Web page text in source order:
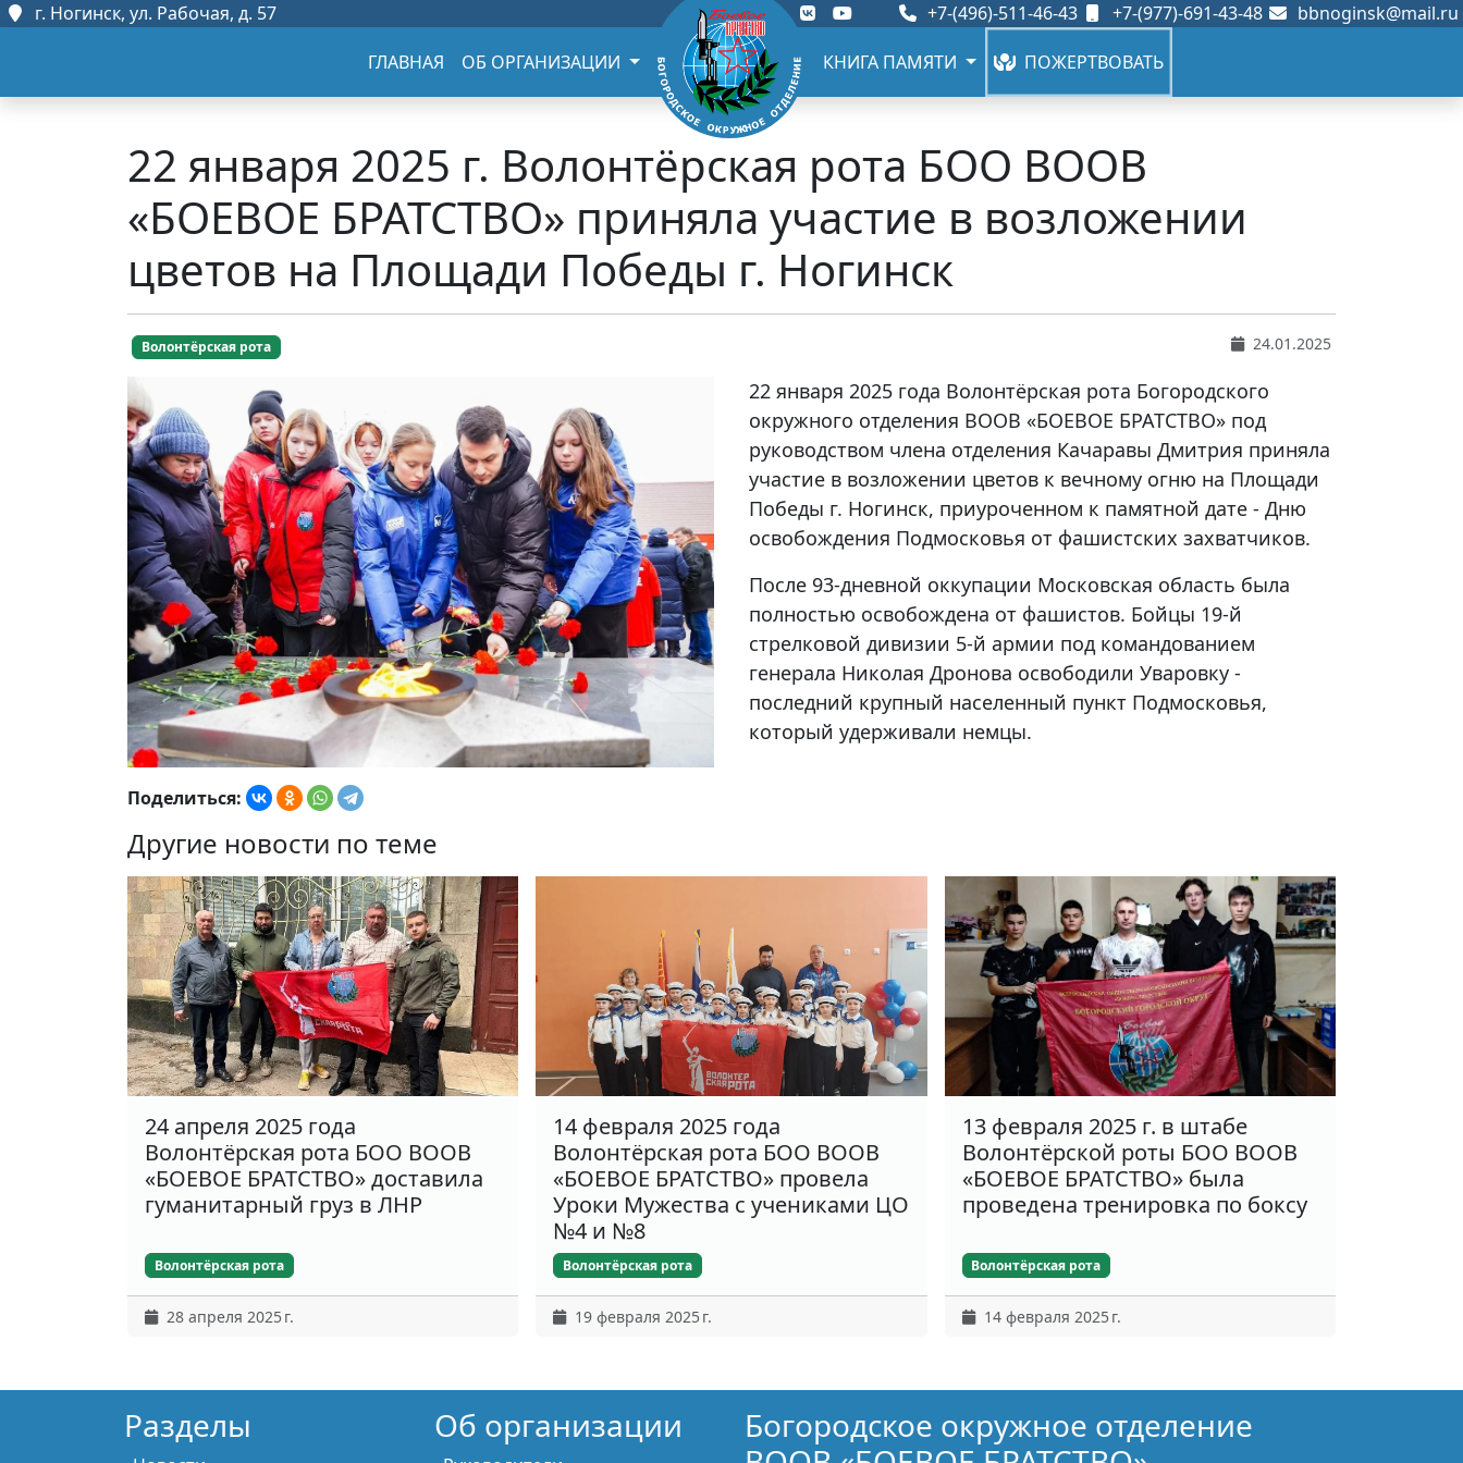
г. Ногинск, ул. Рабочая, д. 57 +7-(496)-511-46-43 +7-(977)-691-43-48 bbnoginsk@mail.ru
ГЛАВНАЯ ОБ ОРГАНИЗАЦИИ КНИГА ПАМЯТИ ПОЖЕРТВОВАТЬ
22 января 2025 г. Волонтёрская рота БОО ВООВ
«БОЕВОЕ БРАТСТВО» приняла участие в возложении
цветов на Площади Победы г. Ногинск
Волонтёрская рота 24.01.2025
22 января 2025 года Волонтёрская рота Богородского
окружного отделения ВООВ «БОЕВОЕ БРАТСТВО» под
руководством члена отделения Качаравы Дмитрия приняла
участие в возложении цветов к вечному огню на Площади
Победы г. Ногинск, приуроченном к памятной дате - Дню
освобождения Подмосковья от фашистских захватчиков.
После 93-дневной оккупации Московская область была
полностью освобождена от фашистов. Бойцы 19-й
стрелковой дивизии 5-й армии под командованием
генерала Николая Дронова освободили Уваровку -
последний крупный населенный пункт Подмосковья,
который удерживали немцы.
Поделиться:
Другие новости по теме
24 апреля 2025 года
Волонтёрская рота БОО ВООВ
«БОЕВОЕ БРАТСТВО» доставила
гуманитарный груз в ЛНР
Волонтёрская рота
28 апреля 2025 г.
14 февраля 2025 года
Волонтёрская рота БОО ВООВ
«БОЕВОЕ БРАТСТВО» провела
Уроки Мужества с учениками ЦО
№4 и №8
Волонтёрская рота
19 февраля 2025 г.
13 февраля 2025 г. в штабе
Волонтёрской роты БОО ВООВ
«БОЕВОЕ БРАТСТВО» была
проведена тренировка по боксу
Волонтёрская рота
14 февраля 2025 г.
Разделы Об организации
Богородское окружное отделение